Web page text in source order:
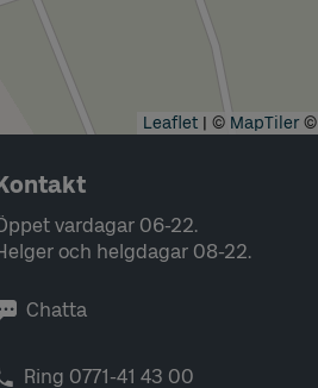
Leaflet | © MapTiler©
vardagar 06-22.
och helgdagar 08-22.
Chatta
Ring 0771-41 43 00